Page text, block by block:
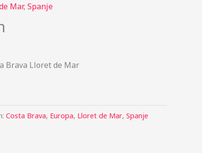
Mar, Spanje
Brava Lloret de Mar
Costa Brava, Europa, Lloret de Mar, Spanje